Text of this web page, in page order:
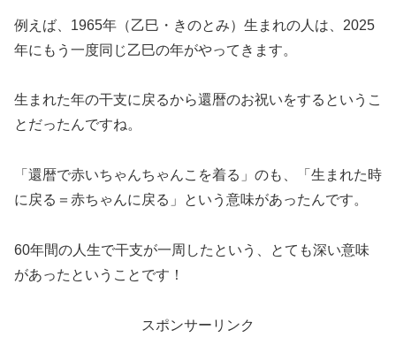
例えば、1965年（乙巳・きのとみ）生まれの人は、2025
年にもう一度同じ乙巳の年がやってきます。
生まれた年の干支に戻るから還暦のお祝いをするというこ
とだったんですね。
「還暦で赤いちゃんちゃんこを着る」のも、「生まれた時
に戻る＝赤ちゃんに戻る」という意味があったんです。
60年間の人生で干支が一周したという、とても深い意味
があったということです！
スポンサーリンク